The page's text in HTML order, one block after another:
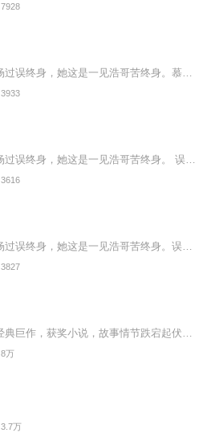
7928
3933
3616
3827
8万
3.7万